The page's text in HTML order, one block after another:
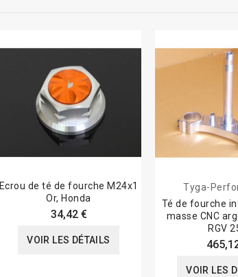
Ecrou de té de fourche M24x1
Or, Honda
34,42 €
VOIR LES DÉTAILS
Tyga-
Té de fourche
masse CNC
RGV
VOIR LES